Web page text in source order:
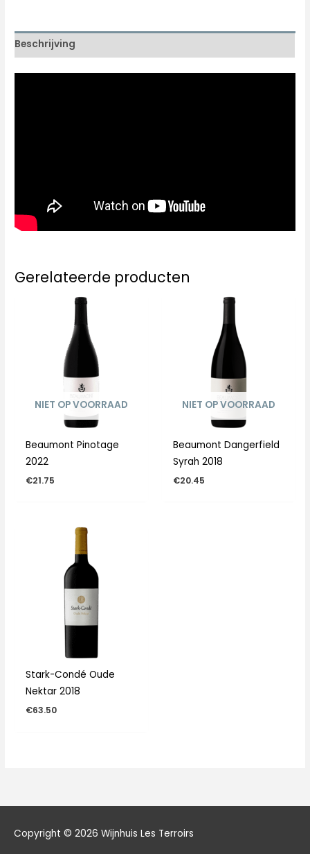
Beschrijving
Gerelateerde producten
NIET OP VOORRAAD
Beaumont Pinotage
2022
€21.75
NIET OP VOORRAAD
Beaumont Dangerfield
Syrah 2018
€20.45
Stark-Condé Oude
Nektar 2018
€63.50
Copyright © 2026 Wijnhuis Les Terroirs